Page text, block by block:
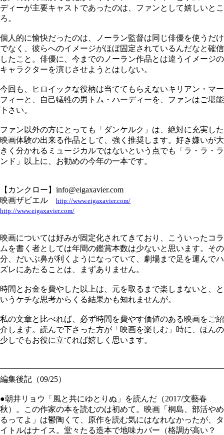
ディーが主要キャストであったのは、ファンとして嬉しいとこ
ろ。
個人的に愉快だったのは、ノーラン監督は同じ俳優を使うだけ
でなく、彼らへのイメージがほぼ固定されているんだなと確信
したこと。俳優に、今までのノーラン作品とは違うイメージの
キャラクターを演じさせようとはしない。
今回も、ヒロイックな役柄は当ててもらえないキリアン・マー
フィーと、自己犠牲の男トム・ハーディーを、ファンはご堪能
下さい。
ファン以外の方にとっても「ダンケルク」は、絶対に充実した
映画体験の出来る作品として、強く推奨します。好き嫌いが大
きく分かれるミュージカルではないという点でも「ラ・ラ・ラ
ンド」以上に、お勧めの今年の一本です。
【カンクロー】info@eigaxavier.com
映画ザビエル http://www.eigaxavier.com/
http://www.eigaxavier.com/
映画については好みが固定化されてきており、こういったコラ
ムを書く者としては年間の鑑賞本数は少ないと思います。その
分、だいぶ鼻が利くようになっていて、劇場まで足を運んでハ
ズレにあたることは、まずありません。
時間とお金を費やした以上は、元を取るまで楽しまないと、と
いうケチな思考からくる結果かも知れませんが。
私の文章と比べれば、必ず時間を費やす価値のある映画をご紹
介します。読んで下さった方が「映画を楽しむ」時に、ほんの
少しでもお役に立てれば嬉しく思います。
編集後記（09/25）
●朝井リョウ「風と共にゆとりぬ」を読んだ（2017/文藝春
秋）。この作家の本を読むのは初めて。映画「桐島、部活やめ
るってよ」は鬱陶くて、原作を読む気にはなれなかったが、タ
イトルはナイス。堂々たる造本で地味カバー（格調が高い？